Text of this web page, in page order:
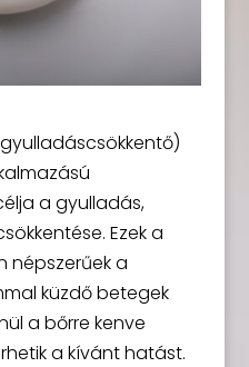
a gyulladás,
Ezek a
népszerűek a
küzdő betegek
a bőrre kenve
a kívánt hatást.